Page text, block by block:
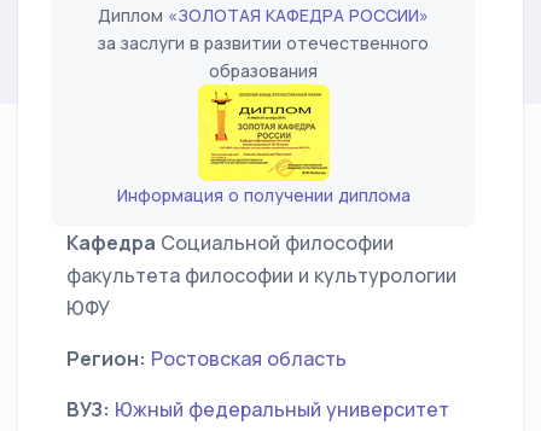
Диплом «ЗОЛОТАЯ КАФЕДРА РОССИИ»
за заслуги в развитии отечественного
образования
Информация о получении диплома
Кафедра Социальной философии
факультета философии и культурологии
ЮФУ
Регион: Ростовская область
ВУЗ: Южный федеральный университет